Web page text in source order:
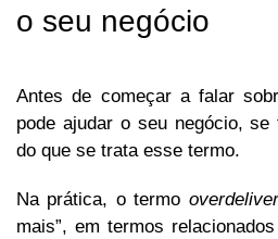
o seu negócio
Antes de começar a falar
pode ajudar o seu negócio,
do que se trata esse termo.
Na prática, o termo
mais”, em termos